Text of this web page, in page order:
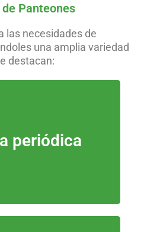
Panteones
las necesidades de
una amplia variedad
destacan:
periódica
bimensual, trimestral y